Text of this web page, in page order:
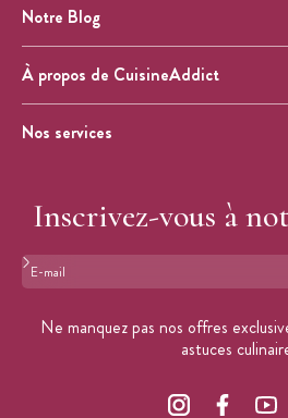
Notre Blog
À propos de CuisineAddict
Nos services
Inscrivez-vous à
Format : adresse@email.com
Ne manquez pas nos offres
astuces